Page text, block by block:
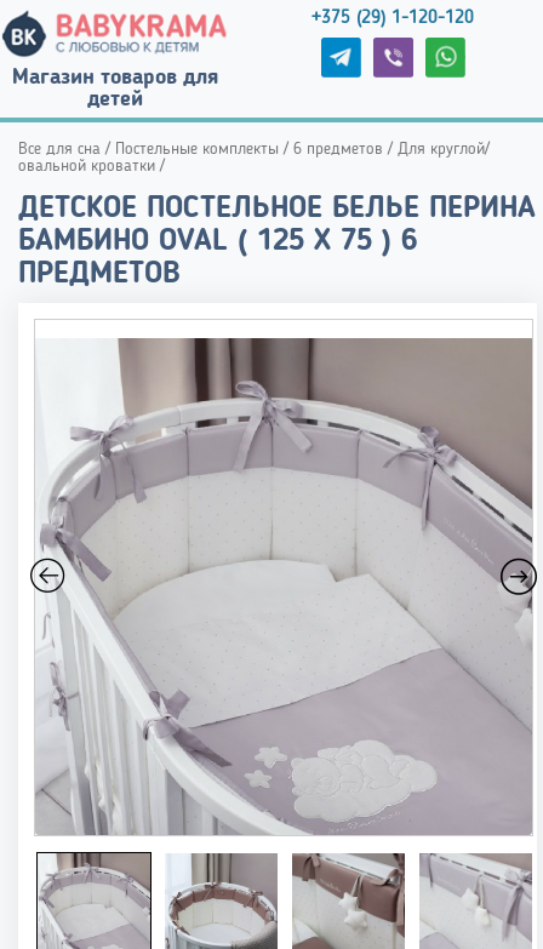
Магазин товаров для
детей
+375 (29) 1-120-120
Все для сна / Постельные комплекты / 6 предметов / Для круглой/
овальной кроватки /
ДЕТСКОЕ ПОСТЕЛЬНОЕ БЕЛЬЕ ПЕРИНА
БАМБИНО OVAL ( 125 Х 75 ) 6
ПРЕДМЕТОВ